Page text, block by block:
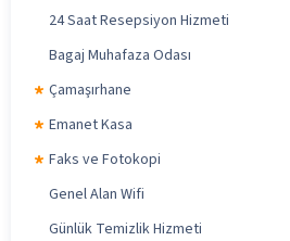
24 Saat Resepsiyon Hizmeti
Bagaj Muhafaza Odası
Çamaşırhane
Emanet Kasa
Faks ve Fotokopi
Genel Alan Wifi
Günlük Temizlik Hizmeti